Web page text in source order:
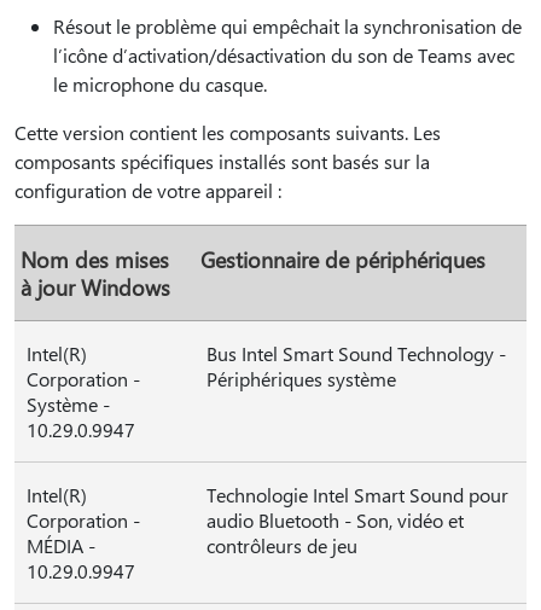
Résout le problème qui empêchait la synchronisation de
l’icône d’activation/désactivation du son de Teams avec
le microphone du casque.
Cette version contient les composants suivants. Les
composants spécifiques installés sont basés sur la
configuration de votre appareil :
Nom des mises
à jour Windows
Gestionnaire de périphériques
Intel(R)
Corporation -
Système -
10.29.0.9947
Bus Intel Smart Sound Technology -
Périphériques système
Intel(R)
Corporation -
MÉDIA -
10.29.0.9947
Technologie Intel Smart Sound pour
audio Bluetooth - Son, vidéo et
contrôleurs de jeu